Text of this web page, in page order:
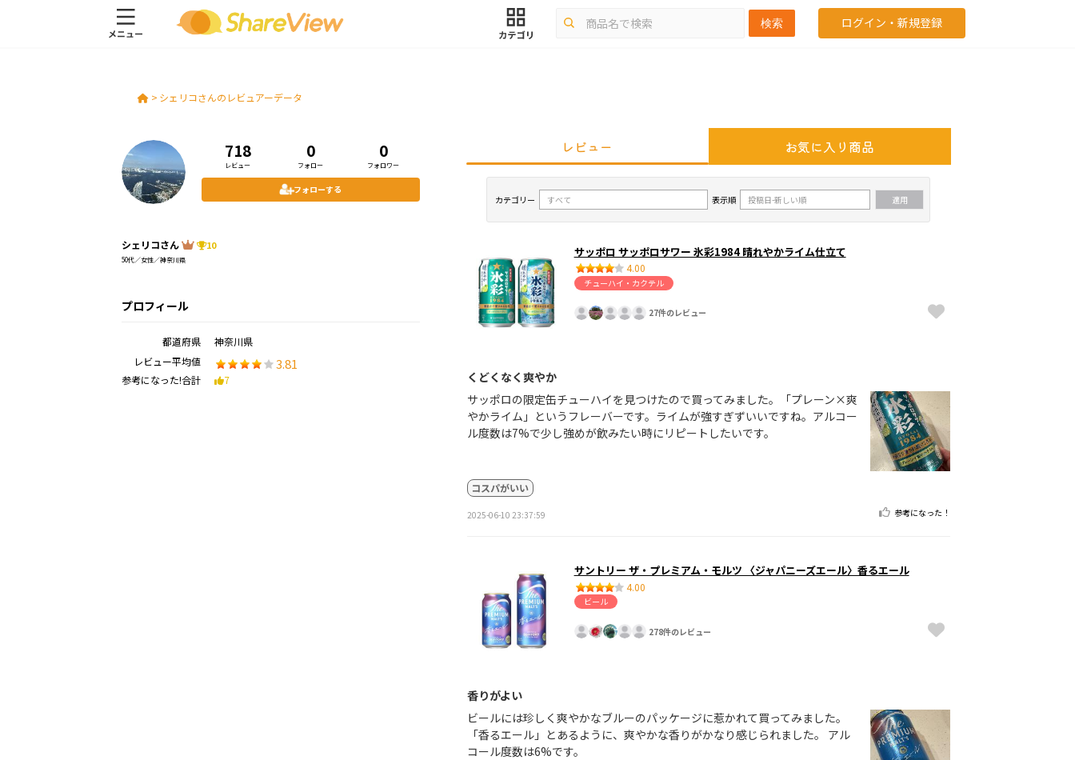
検索 ログイン・新規登録
> シェリコさんのレビュアーデータ
718
レビュー
0
フォロー
0
フォロワー
フォローする
シェリコさん 10
50代／女性／神奈川県
プロフィール
都道府県
神奈川県
レビュー平均値
3.81
参考になった!合計 7
レビュー お気に入り商品
カテゴリー 表示順
サッポロ サッポロサワー 氷彩1984 晴れやかライム仕立て
4.00
チューハイ・カクテル
27件のレビュー
くどくなく爽やか
サッポロの限定缶チューハイを見つけたので買ってみました。「プレーン×爽
やかライム」というフレーバーです。ライムが強すぎずいいですね。アルコー
ル度数は7%で少し強めが飲みたい時にリピートしたいです。
コスパがいい
2025-06-10 23:37:59 参考になった！
サントリー ザ・プレミアム・モルツ 〈ジャパニーズエール〉香るエール
4.00
ビール
278件のレビュー
香りがよい
ビールには珍しく爽やかなブルーのパッケージに惹かれて買ってみました。
「香るエール」とあるように、爽やかな香りがかなり感じられました。 アル
コール度数は6%です。